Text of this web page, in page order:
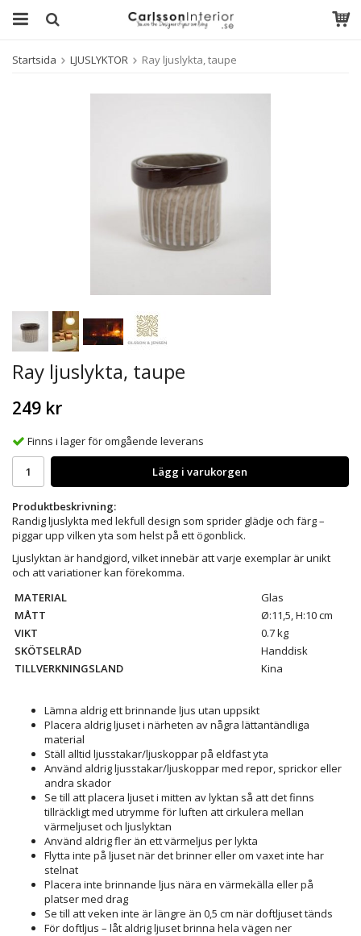
Startsida LJUSLYKTOR Ray ljuslykta, taupe
Ray ljuslykta, taupe
249 kr
Finns i lager för omgående leverans
Lägg i varukorgen
Produktbeskrivning:
Randig ljuslykta med lekfull design som sprider glädje och färg –
piggar upp vilken yta som helst på ett ögonblick.
Ljuslyktan är handgjord, vilket innebär att varje exemplar är unikt
och att variationer kan förekomma.
MATERIAL
Glas
MÅTT
Ø:11,5, H:10 cm
VIKT
0.7 kg
SKÖTSELRÅD
Handdisk
TILLVERKNINGSLAND
Kina
Lämna aldrig ett brinnande ljus utan uppsikt
Placera aldrig ljuset i närheten av några lättantändliga
material
Ställ alltid ljusstakar/ljuskoppar på eldfast yta
Använd aldrig ljusstakar/ljuskoppar med repor, sprickor eller
andra skador
Se till att placera ljuset i mitten av lyktan så att det finns
tillräckligt med utrymme för luften att cirkulera mellan
värmeljuset och ljuslyktan
Använd aldrig fler än ett värmeljus per lykta
Flytta inte på ljuset när det brinner eller om vaxet inte har
stelnat
Placera inte brinnande ljus nära en värmekälla eller på
platser med drag
Se till att veken inte är längre än 0,5 cm när doftljuset tänds
För doftljus – låt aldrig ljuset brinna hela vägen ner